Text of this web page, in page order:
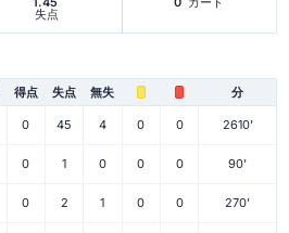
失点
得点 失点 無失 分
0 45 4 0 0 2610'
0 1 0 0 0 90'
0 2 1 0 0 270'